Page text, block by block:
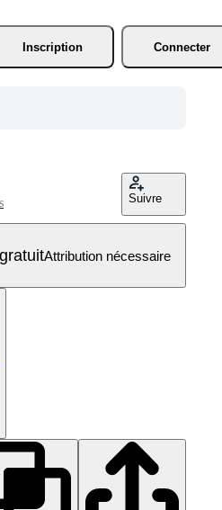
Inscription
Connecter
Suivre
Attribution nécessaire